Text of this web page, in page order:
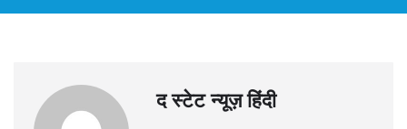
द स्टेट न्यूज़ हिंदी